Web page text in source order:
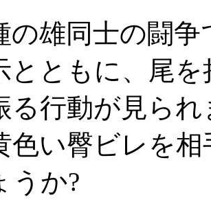
の雄同士の闘
とともに、尾
る行動が見ら
色い臀ビレを
うか?